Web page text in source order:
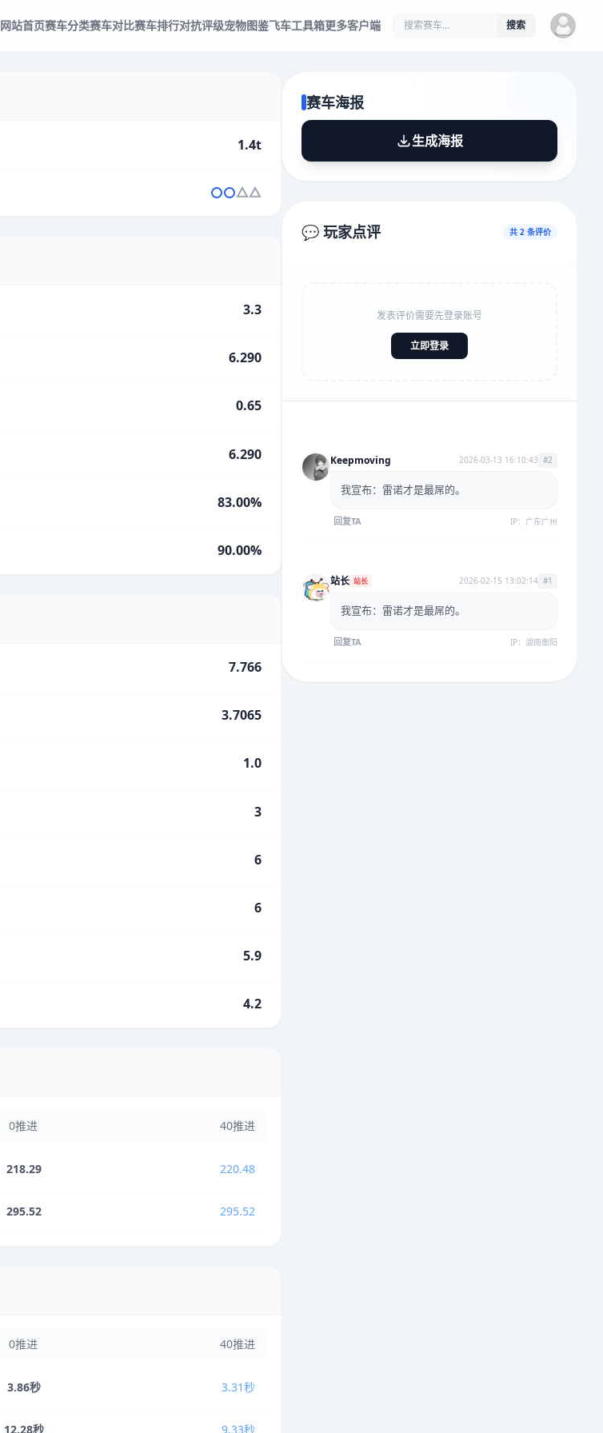
网站首页赛车分类赛车对比赛车排行对抗评级宠物图鉴飞车工具箱更多客户端 搜索
1.4t
3.3
6.290
0.65
6.290
83.00%
90.00%
7.766
3.7065
1.0
3
6
6
5.9
4.2
0推进 40推进
218.29 220.48
295.52 295.52
0推进 40推进
3.86秒 3.31秒
12.28秒 9.33秒
赛车海报
生成海报
💬 玩家点评 共 2 条评价
发表评价需要先登录账号
立即登录
Keepmoving 2026-03-13 16:10:43 #2
我宣布：雷诺才是最屌的。
回复TA IP：广东广州
站长 站长 2026-02-15 13:02:14 #1
我宣布：雷诺才是最屌的。
回复TA IP：湖南衡阳